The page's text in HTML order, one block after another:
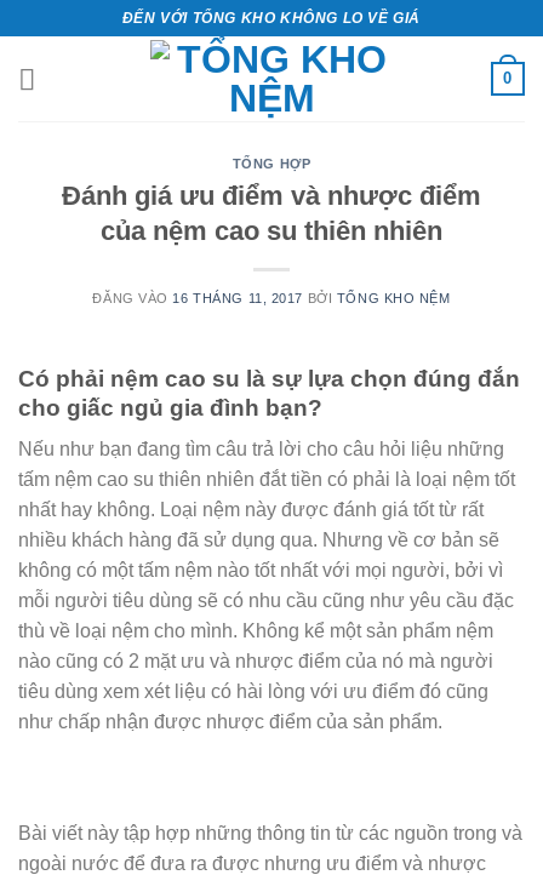
nội
ĐẾN VỚI TỔNG KHO KHÔNG LO VỀ GIÁ
0
TỔNG HỢP
Đánh giá ưu điểm và nhược điểm
của nệm cao su thiên nhiên
ĐĂNG VÀO 16 THÁNG 11, 2017 BỞI TỔNG KHO NỆM
Có phải nệm cao su là sự lựa chọn đúng đắn
cho giấc ngủ gia đình bạn?
Nếu như bạn đang tìm câu trả lời cho câu hỏi liệu những
tấm nệm cao su thiên nhiên đắt tiền có phải là loại nệm tốt
nhất hay không. Loại nệm này được đánh giá tốt từ rất
nhiều khách hàng đã sử dụng qua. Nhưng về cơ bản sẽ
không có một tấm nệm nào tốt nhất với mọi người, bởi vì
mỗi người tiêu dùng sẽ có nhu cầu cũng như yêu cầu đặc
thù về loại nệm cho mình. Không kể một sản phẩm nệm
nào cũng có 2 mặt ưu và nhược điểm của nó mà người
tiêu dùng xem xét liệu có hài lòng với ưu điểm đó cũng
như chấp nhận được nhược điểm của sản phẩm.
Bài viết này tập hợp những thông tin từ các nguồn trong và
ngoài nước để đưa ra được nhưng ưu điểm và nhược